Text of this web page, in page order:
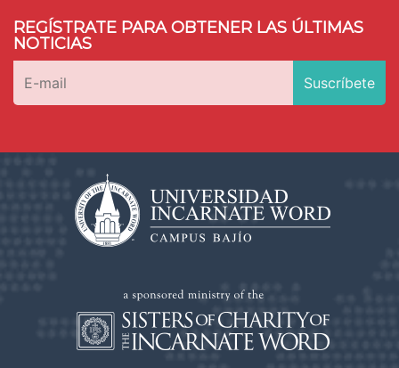
REGÍSTRATE PARA OBTENER LAS ÚLTIMAS
NOTICIAS